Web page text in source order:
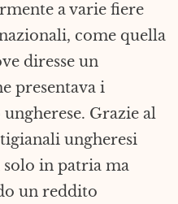
a varie fiere
come quella
diresse un
presentava i
Grazie al
ungheresi
in patria ma
un reddito